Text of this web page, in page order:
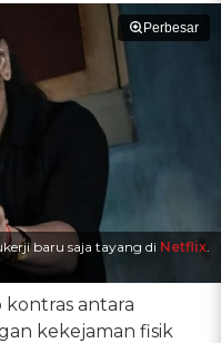
Perbesar
baru saja tayang di Netflix
antara
kekejaman fisik